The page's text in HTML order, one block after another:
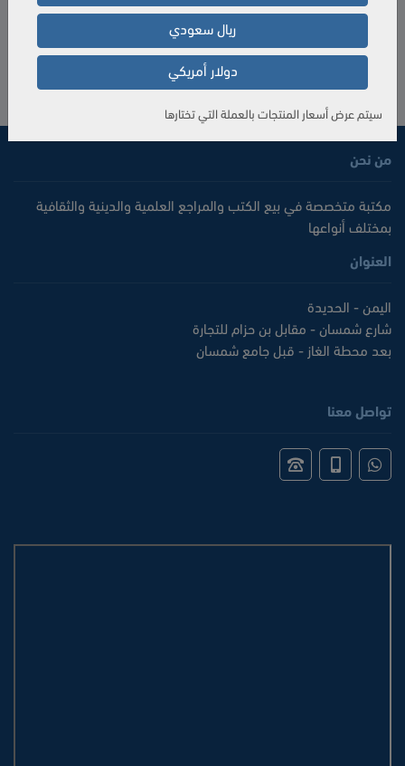
ريال سعودي
دولار أمريكي
سيتم عرض أسعار المنتجات بالعملة التي تختارها
إضافة إلى السلة
من نحن
مكتبة متخصصة في بيع الكتب والمراجع العلمية والدينية والثقافية
بمختلف أنواعها
العنوان
اليمن - الحديدة
شارع شمسان - مقابل بن حزام للتجارة
بعد محطة الغاز - قبل جامع شمسان
تواصل معنا